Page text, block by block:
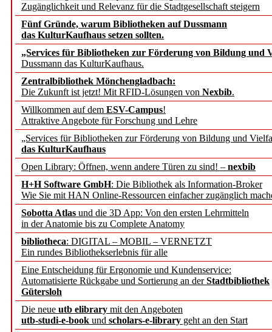
Zugänglichkeit und Relevanz für die Stadtgesellschaft steigern
Fünf Gründe, warum Bibliotheken auf Dussmann
das KulturKaufhaus setzen sollten.
„Services für Bibliotheken zur Förderung von Bildung und
Dussmann das KulturKaufhaus.
Zentralbibliothek Mönchengladbach:
Die Zukunft ist jetzt! Mit RFID-Lösungen von Nexbib.
Willkommen auf dem ESV-Campus!
Attraktive Angebote für Forschung und Lehre
„Services für Bibliotheken zur Förderung von Bildung und
das KulturKaufhaus
Open Library: Öffnen, wenn andere Türen zu sind! – nexbib
H+H Software GmbH: Die Bibliothek als Information-Broker
Wie Sie mit HAN Online-Ressourcen einfacher zugänglich
Sobotta Atlas und die 3D App: Von den ersten Lehrmitteln
in der Anatomie bis zu Complete Anatomy
bibliotheca: DIGITAL – MOBIL – VERNETZT
Ein rundes Bibliothekserlebnis für alle
Eine Entscheidung für Ergonomie und Kundenservice:
Automatisierte Rückgabe und Sortierung an derStadtbibliothek
Gütersloh
Die neue utb elibrary mit den Angeboten
utb-studi-e-book und scholars-e-library geht an den Start
Erfolgreiches erstes
Segment Research –
angepasst
konstruktiv!
Mohr Siebeck
und die Zeitschrift für
Francke Attempto
EBSCO Information
Recherchefunktionen in
Sorbisches Institut neu
Geschichte und